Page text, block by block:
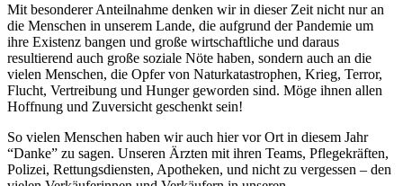
Mit besonderer Anteilnahme denken wir in dieser Zeit nicht nur an
die Menschen in unserem Lande, die aufgrund der Pandemie um
ihre Existenz bangen und große wirtschaftliche und daraus
resultierend auch große soziale Nöte haben, sondern auch an die
vielen Menschen, die Opfer von Naturkatastrophen, Krieg, Terror,
Flucht, Vertreibung und Hunger geworden sind. Möge ihnen allen
Hoffnung und Zuversicht geschenkt sein!
So vielen Menschen haben wir auch hier vor Ort in diesem Jahr
“Danke” zu sagen. Unseren Ärzten mit ihren Teams, Pflegekräften,
Polizei, Rettungsdiensten, Apotheken, und nicht zu vergessen – den